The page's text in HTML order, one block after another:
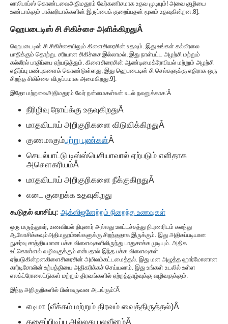
லாலிபாப்ஸ் கொண்டவைஅதிமதுரம் வேர்கணிசமாக உதவ முடியும்! அவை குழியை
உண்டாக்கும் பாக்டீரியாக்களின் இருப்பைக் குறைப்பதன் மூலம் உதவுகின்றன.8].
ஹெபடைடிஸ் சி சிகிச்சை அளிக்கிறதுÂ
ஹெபடைடிஸ் சி சிகிச்சையிலும் கிளைசிரைசின் உதவும். இது உங்கள் கல்லீரலை
பாதிக்கும் தொற்று. சரியான சிகிச்சை இல்லாமல், இது நாள்பட்ட அழற்சி மற்றும்
கல்லீரல் பாதிப்பை ஏற்படுத்தும். கிளைசிரைசின் ஆண்டிமைக்ரோபியல் மற்றும் அழற்சி
எதிர்ப்பு பண்புகளைக் கொண்டுள்ளது, இது ஹெபடைடிஸ் சி செல்களுக்கு எதிராக ஒரு
சிறந்த சிகிச்சை விருப்பமாக அமைகிறது.9].
இதோ மற்றவைஅதிமதுரம் வேர் நன்மைகள்உன் உடல் நலனுக்காக:Â
நீரிழிவு நோய்க்கு உதவுகிறதுÂ
மாதவிடாய் அறிகுறிகளை விடுவிக்கிறதுÂ
குணமாகும்புற்று புண்கள்Â
செயல்பாட்டு டிஸ்ஸ்பெசியாவால் ஏற்படும் எளிதாக
அசௌகரியம்Â
மாதவிடாய் அறிகுறிகளை நீக்குகிறதுÂ
எடை குறைக்க உதவுகிறது
கூடுதல் வாசிப்பு: ஆக்ஸிஜனேற்றம் நிறைந்த உணவுகள்
ஒரு மருத்துவர், உணவியல் நிபுணர் அல்லது ஊட்டச்சத்து நிபுணரிடம் கலந்து
ஆலோசிக்கவும்அதிமதுரம்உங்களுக்கு சிறந்ததாக இருக்கும். இது அதிகப்படியான
நுகர்வு சாத்தியமான பக்க விளைவுகளிலிருந்து பாதுகாக்க முடியும். அதிக
உட்கொள்ளல் வழிவகுக்கும் என்பதால் இந்த பக்க விளைவுகள்
ஏற்படுகின்றனகிளைசிரைசின் அமிலம்கட்டமைத்தல். இது மன அழுத்த ஹார்மோனான
கார்டிசோலின் உற்பத்தியை அதிகரிக்கச் செய்யலாம். இது உங்கள் உடலில் உள்ள
எலக்ட்ரோலைட்டுகள் மற்றும் திரவங்களில் ஏற்றத்தாழ்வுக்கு வழிவகுக்கும்.
இந்த அறிகுறிகளில் பின்வருவன அடங்கும்:Â
எடிமா (வீக்கம் மற்றும் திரவம் வைத்திருத்தல்)Â
தசைப்பிடிப்பு அல்லது பலவீனம்Â